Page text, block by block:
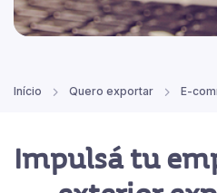
Início Quero exportar E-
Impulsá tu